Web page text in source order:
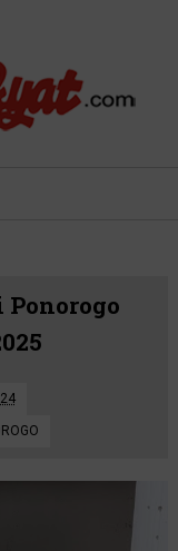
Ponorogo